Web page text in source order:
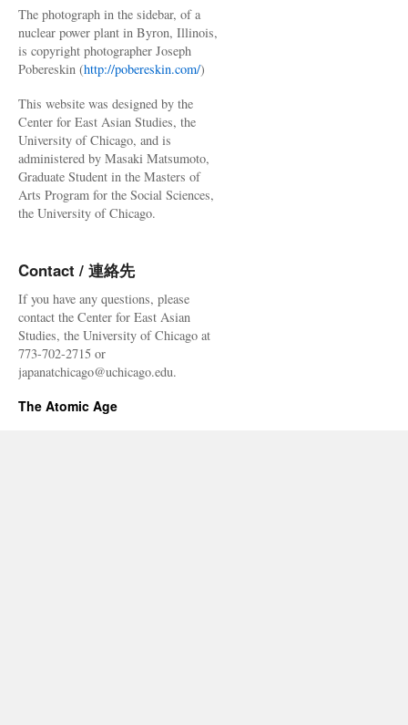
The photograph in the sidebar, of a
nuclear power plant in Byron, Illinois,
is copyright photographer Joseph
Pobereskin (http://pobereskin.com/)
This website was designed by the
Center for East Asian Studies, the
University of Chicago, and is
administered by Masaki Matsumoto,
Graduate Student in the Masters of
Arts Program for the Social Sciences,
the University of Chicago.
Contact / 連絡先
If you have any questions, please
contact the Center for East Asian
Studies, the University of Chicago at
773-702-2715 or
japanatchicago@uchicago.edu.
The Atomic Age